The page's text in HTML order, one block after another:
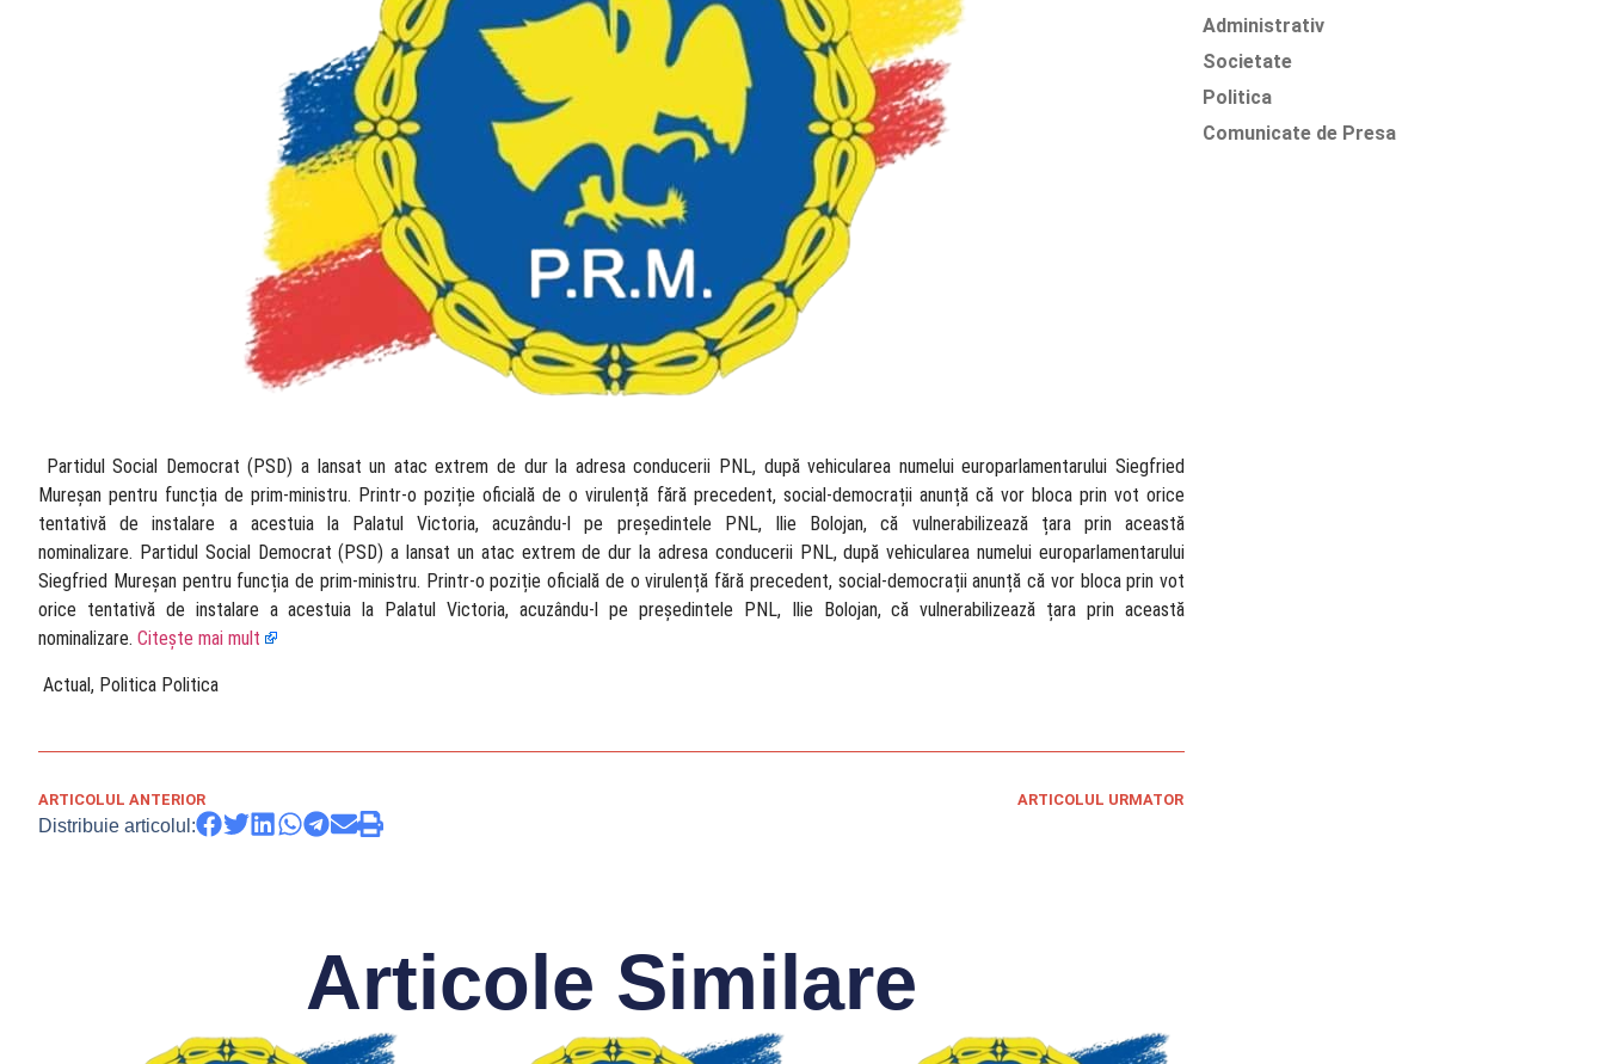
​ Partidul Social Democrat (PSD) a lansat un atac extrem de dur la adresa conducerii PNL, după vehicularea numelui europarlamentarului Siegfried
Mureșan pentru funcția de prim-ministru. Printr-o poziție oficială de o virulență fără precedent, social-democrații anunță că vor bloca prin vot orice
tentativă de instalare a acestuia la Palatul Victoria, acuzându-l pe președintele PNL, Ilie Bolojan, că vulnerabilizează țara prin această
nominalizare. Partidul Social Democrat (PSD) a lansat un atac extrem de dur la adresa conducerii PNL, după vehicularea numelui europarlamentarului
Siegfried Mureșan pentru funcția de prim-ministru. Printr-o poziție oficială de o virulență fără precedent, social-democrații anunță că vor bloca prin vot
orice tentativă de instalare a acestuia la Palatul Victoria, acuzându-l pe președintele PNL, Ilie Bolojan, că vulnerabilizează țara prin această
nominalizare. Citește mai mult
​ Actual, Politica Politica
ARTICOLUL ANTERIOR ARTICOLUL URMATOR
Distribuie articolul:
Articole Similare
Administrativ
Societate
Politica
Comunicate de Presa